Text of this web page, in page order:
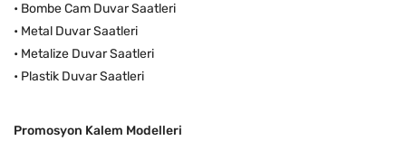
• Bombe Cam Duvar Saatleri
• Metal Duvar Saatleri
• Metalize Duvar Saatleri
• Plastik Duvar Saatleri
Promosyon Kalem Modelleri